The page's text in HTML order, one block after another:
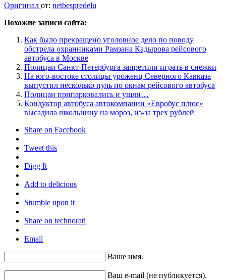
Оригинал от: netbespredelu
Похожие записи сайта:
Как было прекращено уголовное дело по поводу
обстрела охранниками Рамзана Кадырова рейсового
автобуса в Москве
Полицаи Санкт-Петербурга запретили играть в снежки
На юго-востоке столицы уроженц Северного Кавказа
выпустил несколько пуль по окнам рейсового автобуса
Полицаи припарковались и ушли…
Кондуктор автобуса автокомпании «Евробус плюс»
высадила школьницу на мороз, из-за трех рублей
Share on Facebook
Tweet this
Digg It
Add to delicious
Stumble upon it
Share on technorati
Email
Ваше имя.
Ваш e-mail (не публикуется).